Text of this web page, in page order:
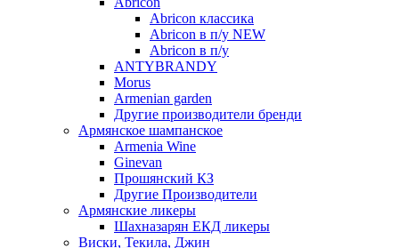
Abricon классика
Abricon в п/у NEW
Abricon в п/у
ANTYBRANDY
Morus
Armenian garden
Другие производители бренди
Армянское шампанское
Armenia Wine
Ginevan
Прошянский КЗ
Другие Производители
Армянские ликеры
Шахназарян ЕКД ликеры
Виски, Текила, Джин